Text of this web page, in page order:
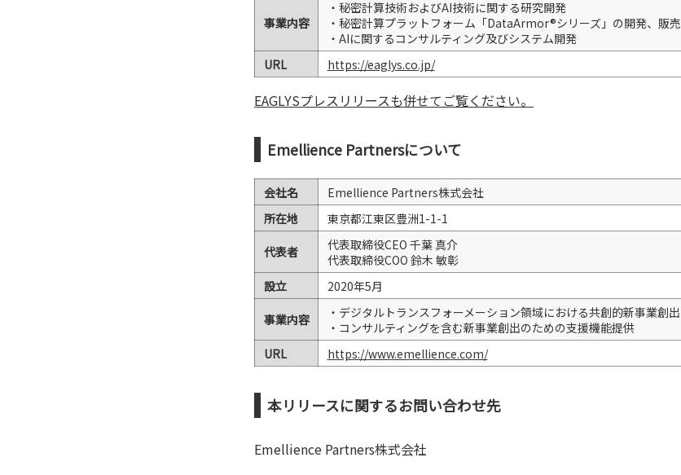
事業内容
・秘密計算技術およびAI技術に関する研究開発
・秘密計算プラットフォーム「DataArmor®シリーズ」の開発、販売
・AIに関するコンサルティング及びシステム開発
URL
https://eaglys.co.jp/
EAGLYSプレスリリースも併せてご覧ください。
Emellience Partnersについて
会社名
Emellience Partners株式会社
所在地
東京都江東区豊洲1-1-1
代表者
代表取締役CEO 千葉 真介
代表取締役COO 鈴木 敏彰
設立
2020年5月
事業内容
・デジタルトランスフォーメーション領域における共創的新事業創出
・コンサルティングを含む新事業創出のための支援機能提供
URL
https://www.emellience.com/
本リリースに関するお問い合わせ先
Emellience Partners株式会社